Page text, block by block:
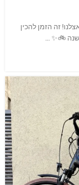
זה הזמן להכין
🚲✨ ...